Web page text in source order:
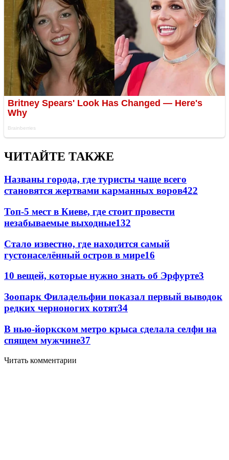
ЧИТАЙТЕ ТАКЖЕ
Названы города, где туристы чаще всего
становятся жертвами карманных воров422
Топ-5 мест в Киеве, где стоит провести
незабываемые выходные132
Стало известно, где находится самый
густонаселённый остров в мире16
10 вещей, которые нужно знать об Эрфурте3
Зоопарк Филадельфии показал первый выводок
редких черноногих котят34
В нью-йоркском метро крыса сделала селфи на
спящем мужчине37
Читать комментарии